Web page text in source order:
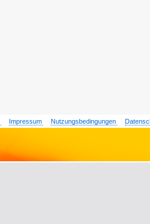
Impressum Nutzungsbedingungen